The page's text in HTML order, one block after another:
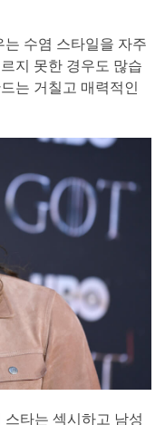
는 수염 스타일을 자주
지 못한 경우도 많습
는 거칠고 매력적인
스타는 섹시하고 남성